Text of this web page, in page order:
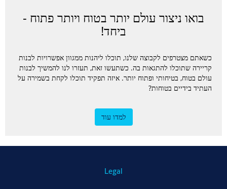
בואו ניצור עולם יותר בטוח ויותר פתוח -
ביחד!
כשאתם מצטרפים לקבוצה שלנו, תוכלו ליהנות ממגוון אפשרויות לבנות
קריירה שתוכלו להתגאות בה. כשתעשו זאת, תעזרו לנו להמשיך לבנות
עולם בטוח, בטיחותי ופתוח יותר. איזה תפקיד תוכלו לקחת בשמירה על
העתיד בידיים בטוחות?
למדו עוד
Legal